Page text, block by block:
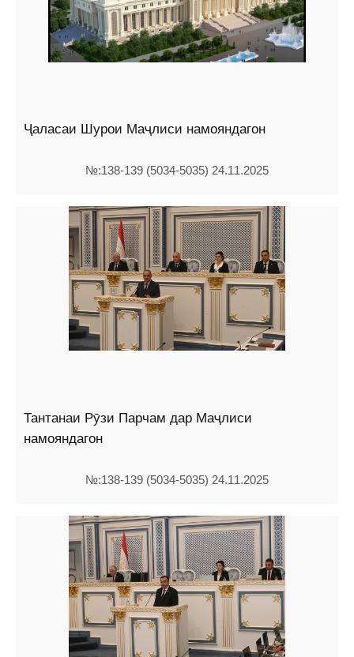
Ҷаласаи Шурои Маҷлиси намояндагон
№:138-139 (5034-5035) 24.11.2025
Тантанаи Рӯзи Парчам дар Маҷлиси
намояндагон
№:138-139 (5034-5035) 24.11.2025